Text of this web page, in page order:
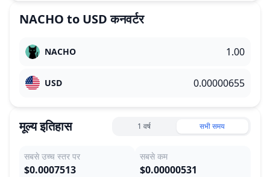
NACHO to USD कनवर्टर
NACHO
USD
मूल्य इतिहास 1 वर्ष सभी समय
सबसे उच्च स्तर पर
$0.0007513
सबसे कम
$0.00000531